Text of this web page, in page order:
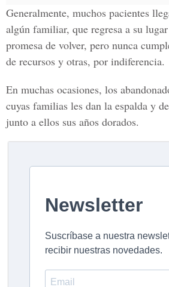
Generalmente, muchos pacientes
algún familiar, que regresa a su
promesa de volver, pero nunca
de recursos y otras, por indiferencia.
En muchas ocasiones, los
cuyas familias les dan la espalda y
junto a ellos sus años dorados.